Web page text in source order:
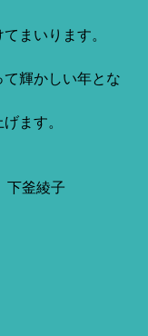
まいります。
輝かしい年とな
ます。
下釜綾子